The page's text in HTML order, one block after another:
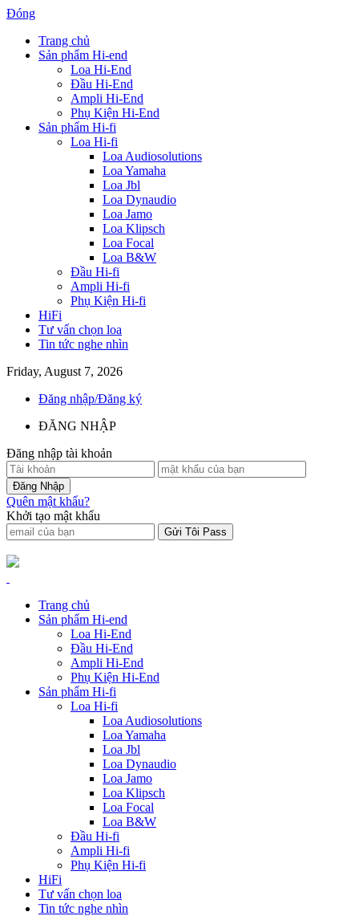
Đóng
Trang chủ
Sản phẩm Hi-end
Loa Hi-End
Đầu Hi-End
Ampli Hi-End
Phụ Kiện Hi-End
Sản phẩm Hi-fi
Loa Hi-fi
Loa Audiosolutions
Loa Yamaha
Loa Jbl
Loa Dynaudio
Loa Jamo
Loa Klipsch
Loa Focal
Loa B&W
Đầu Hi-fi
Ampli Hi-fi
Phụ Kiện Hi-fi
HiFi
Tư vấn chọn loa
Tin tức nghe nhìn
Friday, August 7, 2026
Đăng nhập/Đăng ký
ĐĂNG NHẬP
Đăng nhập tài khoản
Quên mật khẩu?
Khởi tạo mật khẩu
Trang chủ
Sản phẩm Hi-end
Loa Hi-End
Đầu Hi-End
Ampli Hi-End
Phụ Kiện Hi-End
Sản phẩm Hi-fi
Loa Hi-fi
Loa Audiosolutions
Loa Yamaha
Loa Jbl
Loa Dynaudio
Loa Jamo
Loa Klipsch
Loa Focal
Loa B&W
Đầu Hi-fi
Ampli Hi-fi
Phụ Kiện Hi-fi
HiFi
Tư vấn chọn loa
Tin tức nghe nhìn